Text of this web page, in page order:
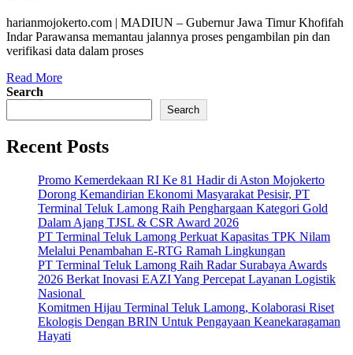
harianmojokerto.com | MADIUN – Gubernur Jawa Timur Khofifah
Indar Parawansa memantau jalannya proses pengambilan pin dan
verifikasi data dalam proses
Read More
Search
Search
Recent Posts
Promo Kemerdekaan RI Ke 81 Hadir di Aston Mojokerto
Dorong Kemandirian Ekonomi Masyarakat Pesisir, PT
Terminal Teluk Lamong Raih Penghargaan Kategori Gold
Dalam Ajang TJSL & CSR Award 2026
PT Terminal Teluk Lamong Perkuat Kapasitas TPK Nilam
Melalui Penambahan E-RTG Ramah Lingkungan
PT Terminal Teluk Lamong Raih Radar Surabaya Awards
2026 Berkat Inovasi EAZI Yang Percepat Layanan Logistik
Nasional
Komitmen Hijau Terminal Teluk Lamong, Kolaborasi Riset
Ekologis Dengan BRIN Untuk Pengayaan Keanekaragaman
Hayati